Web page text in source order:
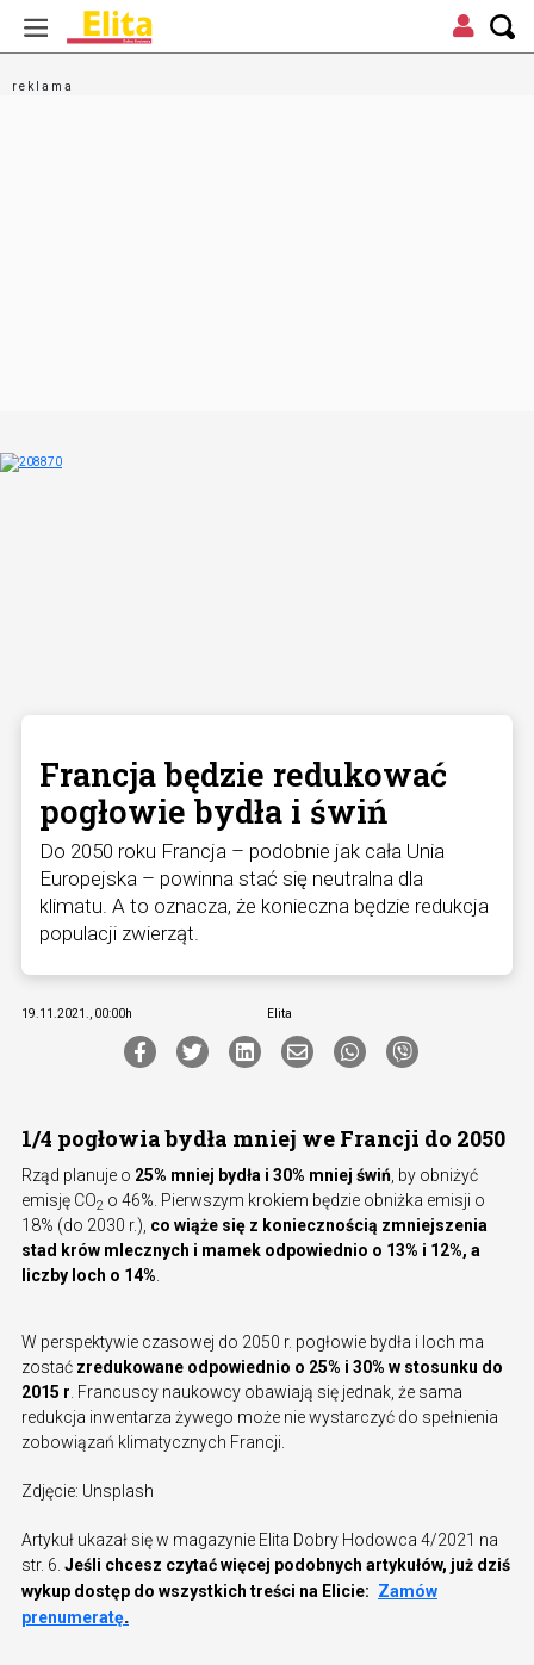
Francja będzie redukować
pogłowie bydła i świń
Do 2050 roku Francja – podobnie jak cała Unia
Europejska – powinna stać się neutralna dla
klimatu. A to oznacza, że konieczna będzie redukcja
populacji zwierząt.
19.11.2021., 00:00h Elita
1/4 pogłowia bydła mniej we Francji do 2050
Rząd planuje o 25% mniej bydła i 30% mniej świń , by obniżyć
emisję CO2 o 46%. Pierwszym krokiem będzie obniżka emisji o
18% (do 2030 r.), co wiąże się z koniecznością zmniejszenia
stad krów mlecznych i mamek odpowiednio o 13% i 12%, a
liczby loch o 14%
W perspektywie czasowej do 2050 r. pogłowie bydła i loch ma
zostać zredukowane odpowiednio o 25% i 30% w stosunku do
2015 r . Francuscy naukowcy obawiają się jednak, że sama
redukcja inwentarza żywego może nie wystarczyć do spełnienia
zobowiązań klimatycznych Francji.
Zdjęcie: Unsplash
Artykuł ukazał się w magazynie Elita Dobry Hodowca 4/2021 na
str. 6. Jeśli chcesz czytać więcej podobnych artykułów, już dziś
wykup dostęp do wszystkich treści na Elicie: Zamów
prenumeratę.